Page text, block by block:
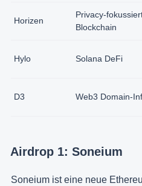
Horizen
Privacy-
Blockchain
Hylo Solana DeFi
D3 Web3 Domain-
Airdrop 1: Soneium
Soneium ist eine neue